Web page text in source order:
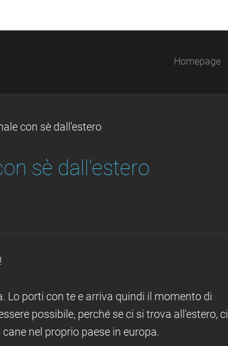
Homepage
con sè dall'estero
sè dall'estero
Lo porti con te e arriva quindi il momento di
possibile, perché se ci si trova all'estero, ci
nel proprio paese in europa.